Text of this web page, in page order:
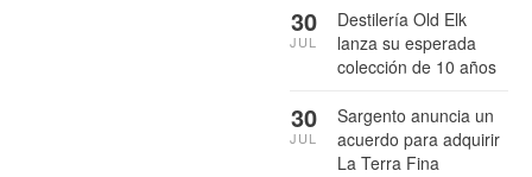
Destilería Old Elk
lanza su esperada
colección de 10 años
30
JUL
Sargento anuncia un
acuerdo para adquirir
La Terra Fina
30
JUL